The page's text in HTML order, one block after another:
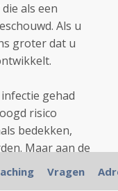
als een
Als u
groter dat u
gehad
risico
bedekken,
Maar aan de
zijn
factoren
Vragen